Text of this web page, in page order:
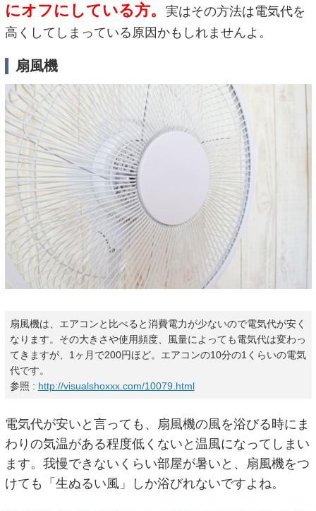
にオフにしている方。
実はその方法は電気代を
高くしてしまっている原因かもしれませんよ。
扇風機
扇風機は、エアコンと比べると消費電力が少ないので電気代が安く
なります。その大きさや使用頻度、風量によっても電気代は変わっ
てきますが、1ヶ月で200円ほど。エアコンの10分の1くらいの電気
代です。
参照 : http://visualshoxxx.com/10079.html
電気代が安いと言っても、扇風機の風を浴びる時にま
わりの気温がある程度低くないと温風になってしまい
ます。我慢できないくらい部屋が暑いと、扇風機をつ
けても「生ぬるい風」しか浴びれないですよね。